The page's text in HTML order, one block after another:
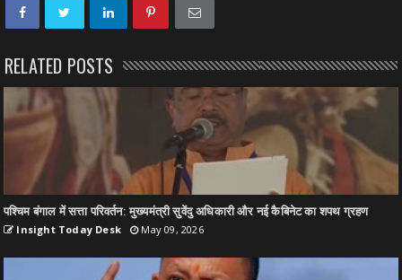
RELATED POSTS
पश्चिम बंगाल में सत्ता परिवर्तन: मुख्यमंत्री सुवेंदु अधिकारी और नई कैबिनेट का शपथ ग्रहण
Insight Today Desk May 09, 2026